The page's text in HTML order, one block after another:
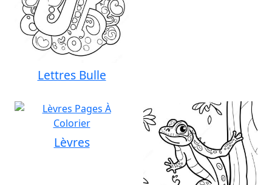
Lettres Bulle
Lèvres